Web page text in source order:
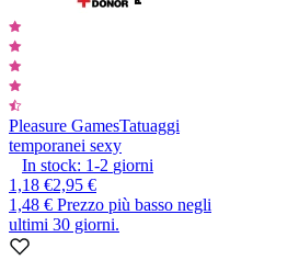
Pleasure GamesTatuaggi
temporanei sexy
In stock: 1-2 giorni
1,18 €2,95 €
1,48 € Prezzo più basso negli
ultimi 30 giorni.